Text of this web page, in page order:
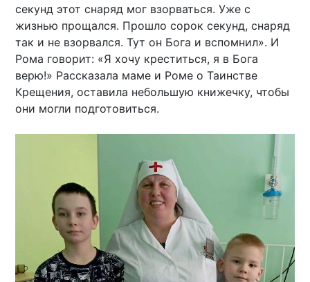
секунд этот снаряд мог взорваться. Уже с
жизнью прощался. Прошло сорок секунд, снаряд
так и не взорвался. Тут он Бога и вспомнил». И
Рома говорит: «Я хочу креститься, я в Бога
верю!» Рассказала маме и Роме о Таинстве
Крещения, оставила небольшую книжечку, чтобы
они могли подготовиться.